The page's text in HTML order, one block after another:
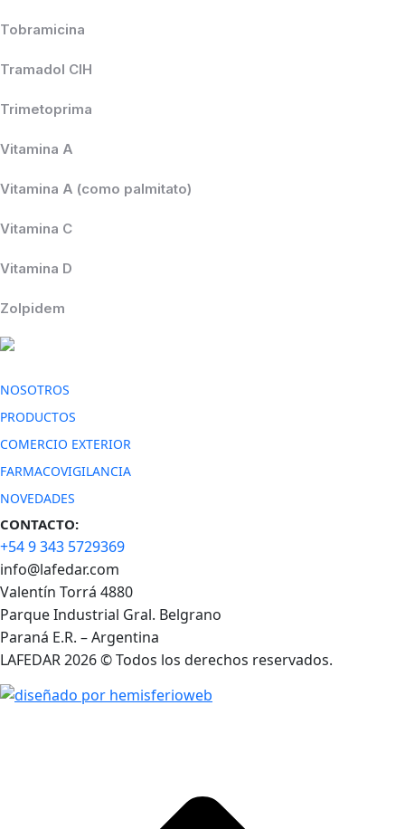
Tobramicina
Tramadol ClH
Trimetoprima
Vitamina A
Vitamina A (como palmitato)
Vitamina C
Vitamina D
Zolpidem
NOSOTROS
PRODUCTOS
COMERCIO EXTERIOR
FARMACOVIGILANCIA
NOVEDADES
CONTACTO:
+54 9 343 5729369
info@lafedar.com
Valentín Torrá 4880
Parque Industrial Gral. Belgrano
Paraná E.R. – Argentina
LAFEDAR 2026 © Todos los derechos reservados.